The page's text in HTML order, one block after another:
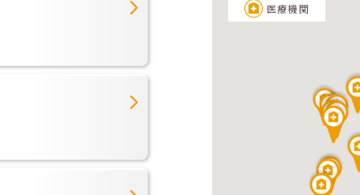
医療機関